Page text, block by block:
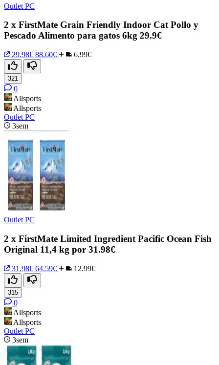
Outlet PC
2 x FirstMate Grain Friendly Indoor Cat Pollo y
Pescado Alimento para gatos 6kg 29.9€
29.98€ 88.60€ 6.99€
321
0
Allsports
Allsports
Outlet PC
3sem
Outlet PC
2 x FirstMate Limited Ingredient Pacific Ocean Fish
Original 11,4 kg por 31.98€
31.98€ 64.59€ 12.99€
315
0
Allsports
Allsports
Outlet PC
3sem